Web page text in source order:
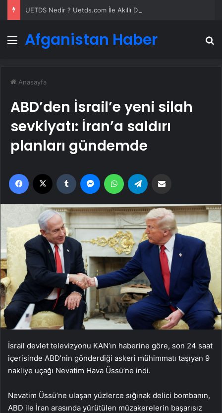
Menü
Afganistan Haber
Anasayfa
ABD’den İsrail’e yeni silah
sevkiyatı: İran’a saldırı
planları gündemde
Facebook Tumblr MessengerWhatsApp
İsrail devlet televizyonu KAN’ın haberine göre, son 24 saat
içerisinde ABD’nin gönderdiği askeri mühimmatı taşıyan 9
nakliye uçağı Nevatim Hava Üssü’ne indi.
Nevatim Üssü’ne ulaşan yüzlerce sığınak delici bombanın,
ABD ile İran arasında yürütülen müzakerelerin başarısız